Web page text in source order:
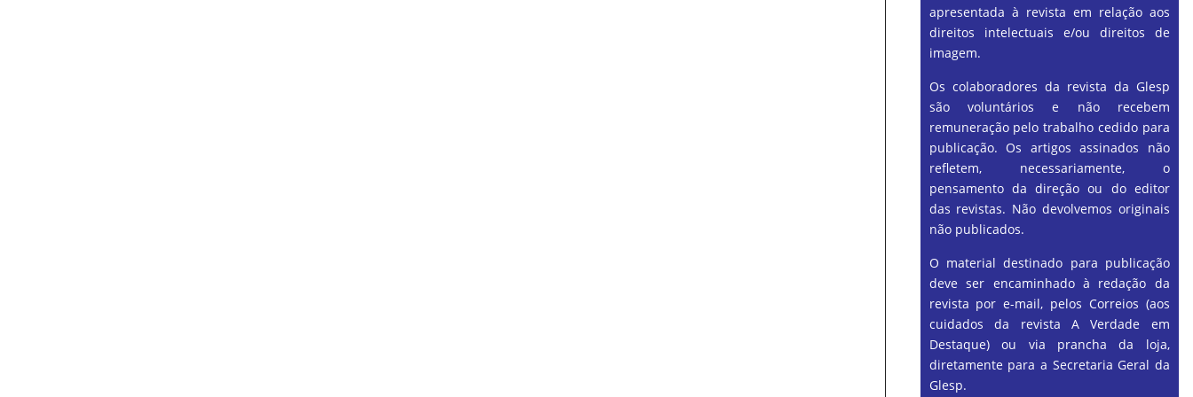
apresentada à revista em relação aos
direitos intelectuais e/ou direitos de
imagem.
Os colaboradores da revista da Glesp
são voluntários e não recebem
remuneração pelo trabalho cedido para
publicação. Os artigos assinados não
refletem, necessariamente, o
pensamento da direção ou do editor
das revistas. Não devolvemos originais
não publicados.
O material destinado para publicação
deve ser encaminhado à redação da
revista por e-mail, pelos Correios (aos
cuidados da revista A Verdade em
Destaque) ou via prancha da loja,
diretamente para a Secretaria Geral da
Glesp.